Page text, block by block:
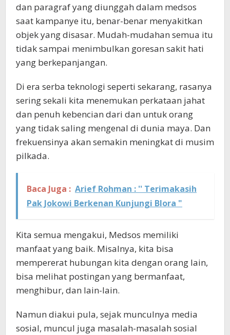
dan paragraf yang diunggah dalam medsos
saat kampanye itu, benar-benar menyakitkan
objek yang disasar. Mudah-mudahan semua itu
tidak sampai menimbulkan goresan sakit hati
yang berkepanjangan.
Di era serba teknologi seperti sekarang, rasanya
sering sekali kita menemukan perkataan jahat
dan penuh kebencian dari dan untuk orang
yang tidak saling mengenal di dunia maya. Dan
frekuensinya akan semakin meningkat di musim
pilkada.
Baca Juga : Arief Rohman : '' Terimakasih
Pak Jokowi Berkenan Kunjungi Blora "
Kita semua mengakui, Medsos memiliki
manfaat yang baik. Misalnya, kita bisa
mempererat hubungan kita dengan orang lain,
bisa melihat postingan yang bermanfaat,
menghibur, dan lain-lain.
Namun diakui pula, sejak munculnya media
sosial, muncul juga masalah-masalah sosial